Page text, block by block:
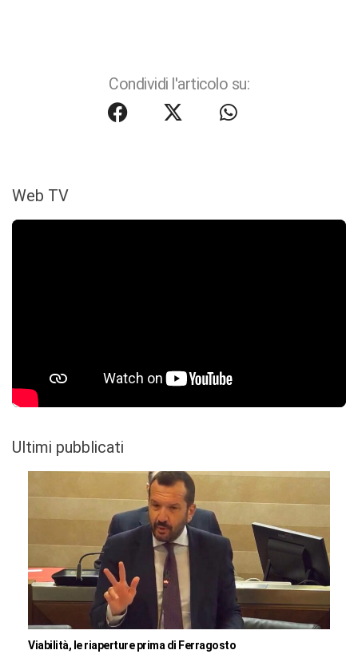
Condividi l'articolo su:
Web TV
Ultimi pubblicati
Viabilità, le riaperture prima di Ferragosto